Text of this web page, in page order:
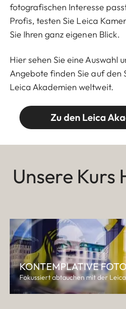
fotografischen Interesse
Profis, testen Sie Leica
Sie Ihren ganz eigenen Blick.
Hier sehen Sie eine Auswahl
Angebote finden Sie auf den
Leica Akademien weltweit.
Zu den Leica
Unsere Kurs
KONTEMPLATIVE
Fokussiert abtauchen mit der